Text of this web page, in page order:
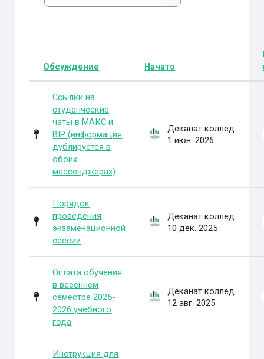
Искать
Список обсуждений. Показано 4
Статус
Обсуждение Начато
Ссылки на
студенческие
чаты в МАКС и
BIP (информация
дублируется в
обоих
мессенджерах)
Деканат колледжа
1 июн. 2026
Порядок
проведения
экзаменационной
сессии
Деканат колледжа
10 дек. 2025
Оплата обучения
в весеннем
семестре 2025-
2026 учебного
года
Деканат колледжа
12 авг. 2025
Инструкция для